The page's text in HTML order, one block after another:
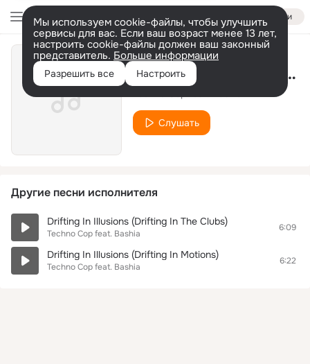
Войти
Мы используем cookie-файлы, чтобы улучшить
сервисы для вас. Если ваш возраст менее 13 лет,
настроить cookie-файлы должен ваш законный
представитель. Больше информации
Разрешить все Настроить Drifting In Illusions (Radio Edit)
Слушать
Другие песни исполнителя
Drifting In Illusions (Drifting In The Clubs)
Techno Cop feat. Bashia
6:09
Drifting In Illusions (Drifting In Motions)
Techno Cop feat. Bashia
6:22